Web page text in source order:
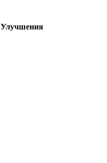
Улучшения